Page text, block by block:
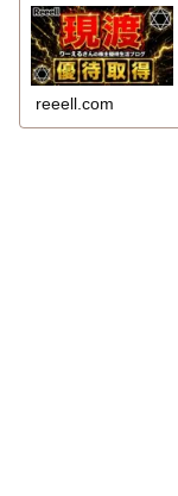
reeell.com